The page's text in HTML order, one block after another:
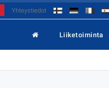
Yhteystiedot
Liiketoiminta